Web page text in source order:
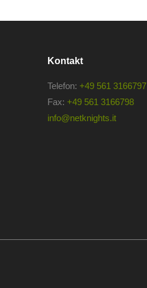
Kontakt
Telefon: +49 561 3166797
Fax: +49 561 3166798
info@netknights.it